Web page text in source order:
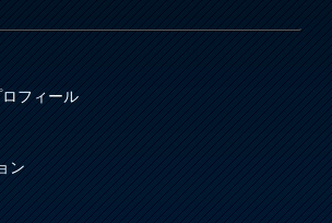
フィール
ン